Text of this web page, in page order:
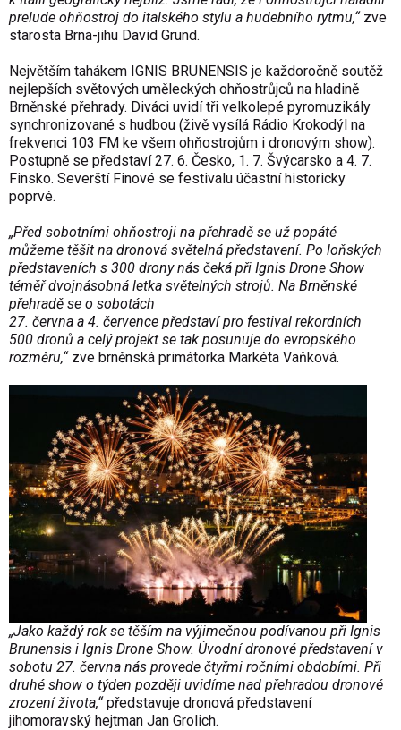
prelude ohňostroj do italského stylu a hudebního rytmu,“zve
starosta Brna-jihu David Grund.
Největším tahákem IGNIS BRUNENSIS je každoročně soutěž
nejlepších světových uměleckých ohňostrůjců na hladině
Brněnské přehrady. Diváci uvidí tři velkolepé pyromuzikály
synchronizované s hudbou (živě vysílá Rádio Krokodýl na
frekvenci 103 FM ke všem ohňostrojům i dronovým show).
Postupně se představí 27. 6. Česko, 1. 7. Švýcarsko a 4. 7.
Finsko. Severští Finové se festivalu účastní historicky
poprvé.
„Před sobotními ohňostroji na přehradě se už popáté
můžeme těšit na dronová světelná představení. Po loňských
představeních s 300 drony nás čeká při Ignis Drone Show
téměř dvojnásobná letka světelných strojů. Na Brněnské
přehradě se o sobotách
27. června a 4. července představí pro festival rekordních
500 dronů a celý projekt se tak posunuje do evropského
rozměru,“zve brněnská primátorka Markéta Vaňková.
„Jako každý rok se těším na výjimečnou podívanou při Ignis
Brunensis i Ignis Drone Show. Úvodní dronové představení v
sobotu 27. června nás provede čtyřmi ročními obdobími. Při
druhé show o týden později uvidíme nad přehradou dronové
zrození života,“představuje dronová představení
jihomoravský hejtman Jan Grolich.